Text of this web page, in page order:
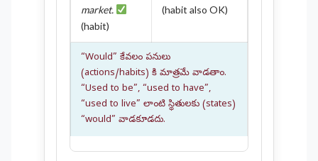
market.
(habit)
(habit also OK)
“Would” కేవలం పనులు
(actions/habits) కి మాత్రమే వాడతాం.
“Used to be”, “used to have”,
“used to live” లాంటి స్థితులకు (states)
“would” వాడకూడదు.